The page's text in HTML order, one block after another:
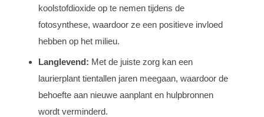
koolstofdioxide op te nemen tijdens de
fotosynthese, waardoor ze een positieve invloed
hebben op het milieu.
Langlevend: Met de juiste zorg kan een
laurierplant tientallen jaren meegaan, waardoor de
behoefte aan nieuwe aanplant en hulpbronnen
wordt verminderd.